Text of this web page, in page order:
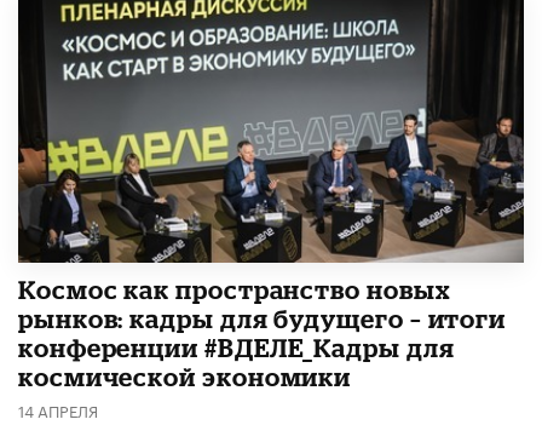
Космос как пространство новых
рынков: кадры для будущего – итоги
конференции #ВДЕЛЕ_Кадры для
космической экономики
14 АПРЕЛЯ